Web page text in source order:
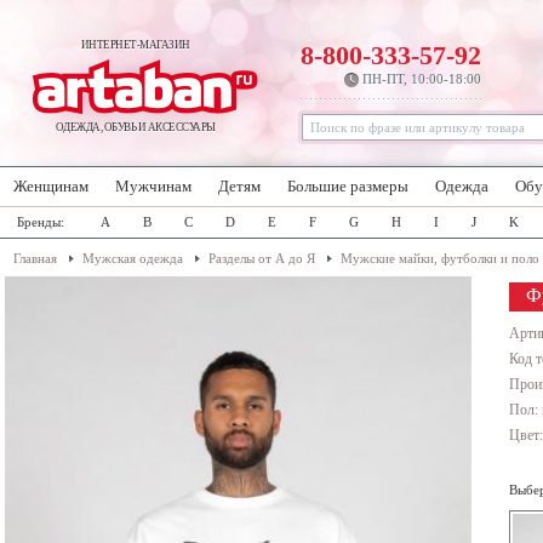
ИНТЕРНЕТ-МАГАЗИН
ОДЕЖДА, ОБУВЬ И АКСЕССУАРЫ
8-800-333-57-92
ПН-ПТ, 10:00-18:00
Женщинам Мужчинам Детям Большие размеры Одежда
Бренды: A B C D E F G H I J K
Главная Мужская одежда Разделы от А до Я Мужские майки, футболки и поло
Код
Пол: